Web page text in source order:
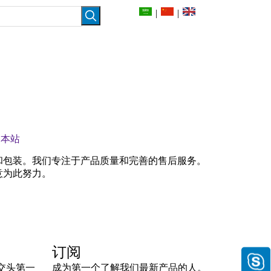
| |
本站
装。我们专注于产品质量和完善的售后服务。
此努力。
头第一
订阅
成为第一个了解我们最新产品的人。